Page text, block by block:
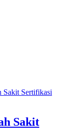
Sakit